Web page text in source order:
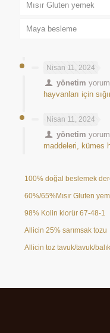
Mısır Gluten yemek
Maya besleme
Nisan 11, 2024
yönetim
hayvanları için
Nisan 11, 2024
yönetim
maddeleri, kümes
100% doğal beslemek
60%/65%Mısır Gluten
98% Kolin klorür 67-48-1
Allicin 25% sarımsak tozu
Allicin toz tavuk/tavuk/